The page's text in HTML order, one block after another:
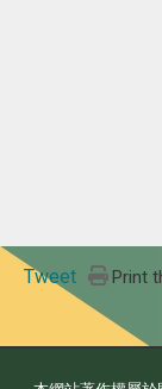
Tweet Print